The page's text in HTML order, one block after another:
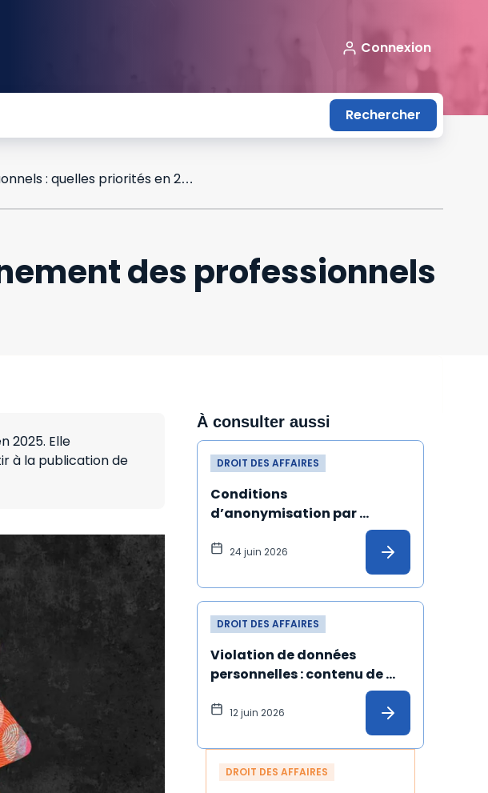
Connexion
Rechercher
Contrôles de la Cnil et accompagnement des professionnels : quelles priorités en 2025 ?
des professionnels
2025. Elle
à la publication de
À consulter aussi
DROIT DES AFFAIRES
Conditions
d’anonymisation par
données à caractère
24 juin 2026
DROIT DES AFFAIRES
Violation de données
personnelles : contenu de
communiquer à la personne
12 juin 2026
DROIT DES AFFAIRES